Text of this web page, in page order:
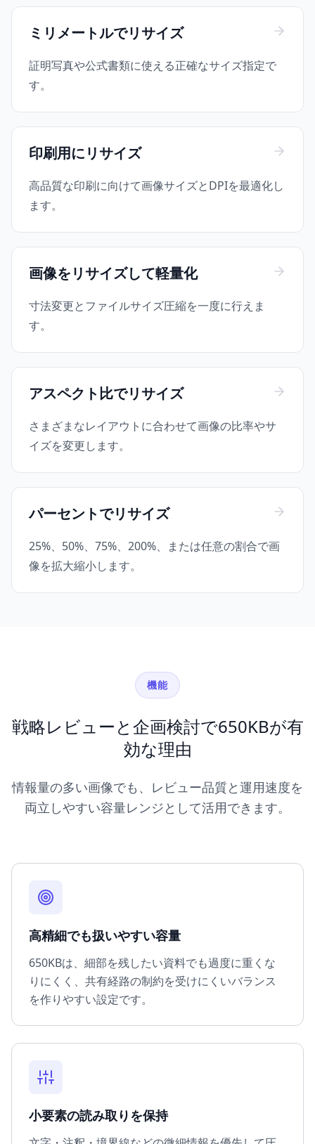
ミリメートルでリサイズ
証明写真や公式書類に使える正確なサイズ指定で
す。
印刷用にリサイズ
高品質な印刷に向けて画像サイズとDPIを最適化し
ます。
画像をリサイズして軽量化
寸法変更とファイルサイズ圧縮を一度に行えま
す。
アスペクト比でリサイズ
さまざまなレイアウトに合わせて画像の比率やサ
イズを変更します。
パーセントでリサイズ
25%、50%、75%、200%、または任意の割合で画
像を拡大縮小します。
機能
戦略レビューと企画検討で650KBが有
効な理由
情報量の多い画像でも、レビュー品質と運用速度を
両立しやすい容量レンジとして活用できます。
高精細でも扱いやすい容量
650KBは、細部を残したい資料でも過度に重くな
りにくく、共有経路の制約を受けにくいバランス
を作りやすい設定です。
小要素の読み取りを保持